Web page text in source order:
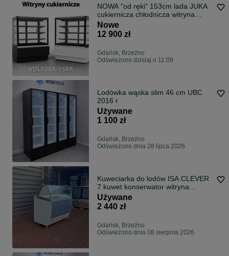
NOWA "od ręki" 153cm lada JUKA
cukiernicza chłodnicza witryna
DOSTAWA
Nowe
12 900 zł
Gdańsk, Brzeźno
Odświeżono dzisiaj o 11:09
Lodówka wąska slim 46 cm UBC
2016 r
Używane
1 100 zł
Gdańsk, Brzeźno
Odświeżono dnia 28 lipca 2026
Kuweciarka do lodów ISA CLEVER
7 kuwet konserwator witryna
DOSTAWA Kraj ! GWARANCJA !
zamrażarka na lody Kuwety
Używane
2 440 zł
Gdańsk, Brzeźno
Odświeżono dnia 08 sierpnia 2026